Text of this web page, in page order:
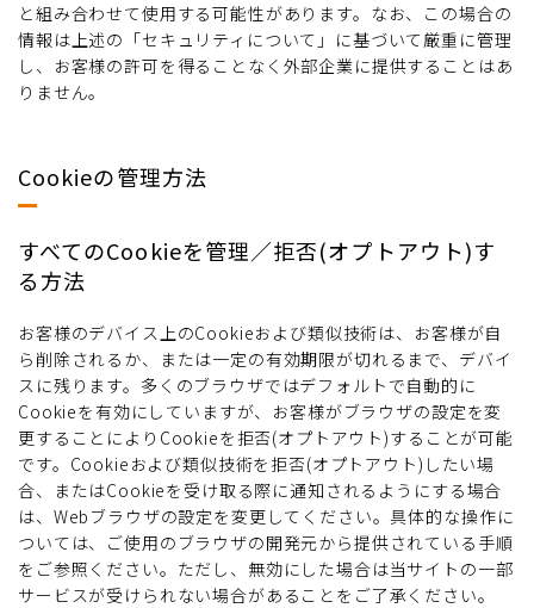
と組み合わせて使用する可能性があります。なお、この場合の
情報は上述の「セキュリティについて」に基づいて厳重に管理
し、お客様の許可を得ることなく外部企業に提供することはあ
りません。
Cookieの管理方法
すべてのCookieを管理／拒否(オプトアウト)す
る方法
お客様のデバイス上のCookieおよび類似技術は、お客様が自
ら削除されるか、または一定の有効期限が切れるまで、デバイ
スに残ります。多くのブラウザではデフォルトで自動的に
Cookieを有効にしていますが、お客様がブラウザの設定を変
更することによりCookieを拒否(オプトアウト)することが可能
です。Cookieおよび類似技術を拒否(オプトアウト)したい場
合、またはCookieを受け取る際に通知されるようにする場合
は、Webブラウザの設定を変更してください。具体的な操作に
ついては、ご使用のブラウザの開発元から提供されている手順
をご参照ください。ただし、無効にした場合は当サイトの一部
サービスが受けられない場合があることをご了承ください。